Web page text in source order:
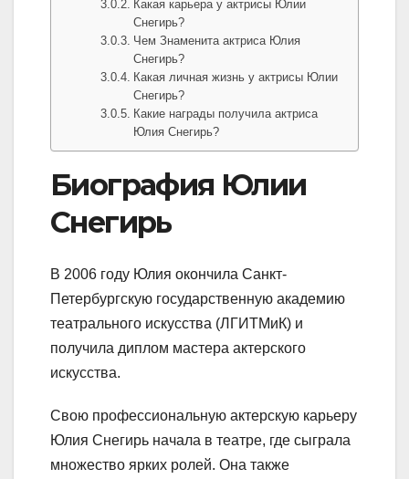
Какая карьера у актрисы Юлии
Снегирь?
Чем Знаменита актриса Юлия
Снегирь?
Какая личная жизнь у актрисы Юлии
Снегирь?
Какие награды получила актриса
Юлия Снегирь?
Биография Юлии
Снегирь
В 2006 году Юлия окончила Санкт-
Петербургскую государственную академию
театрального искусства (ЛГИТМиК) и
получила диплом мастера актерского
искусства.
Свою профессиональную актерскую карьеру
Юлия Снегирь начала в театре, где сыграла
множество ярких ролей. Она также